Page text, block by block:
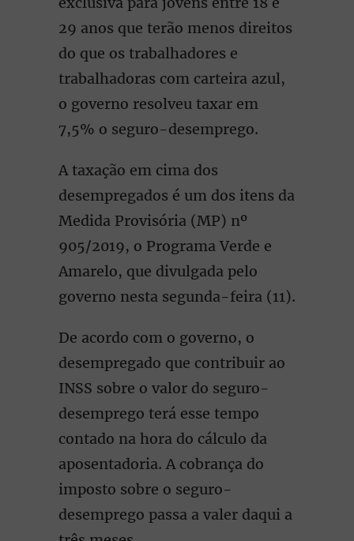
29 anos que terão menos direitos
do que os trabalhadores e
trabalhadoras com carteira azul,
o governo resolveu taxar em
7,5% o seguro-desemprego.
A taxação em cima dos
desempregados é um dos itens da
Medida Provisória (MP) nº
905/2019, o Programa Verde e
Amarelo, que divulgada pelo
governo nesta segunda-feira (11).
De acordo com o governo, o
desempregado que contribuir ao
INSS sobre o valor do seguro-
desemprego terá esse tempo
contado na hora do cálculo da
aposentadoria. A cobrança do
imposto sobre o seguro-
desemprego passa a valer daqui a